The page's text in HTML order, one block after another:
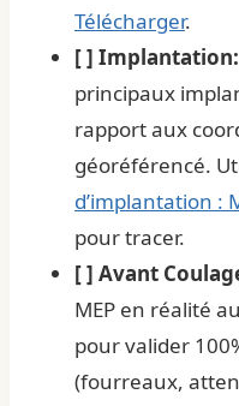
Télécharger.
[ ] Implantation:
principaux
rapport aux
géoréférencé.
d’implantation :
pour tracer.
[ ] Avant
MEP en réalité
pour valider
(fourreaux,